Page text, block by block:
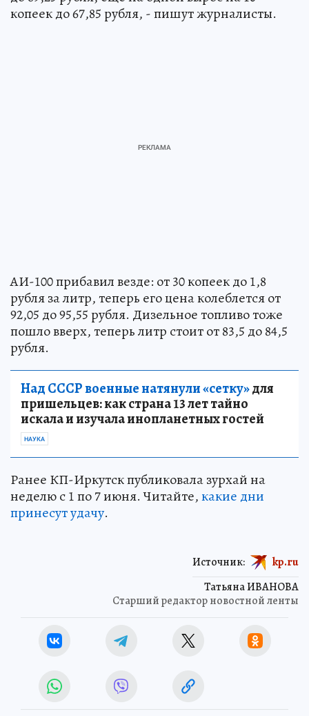
копеек до 67,85 рубля, - пишут журналисты.
АИ-100 прибавил везде: от 30 копеек до 1,8
рубля за литр, теперь его цена колеблется от
92,05 до 95,55 рубля. Дизельное топливо тоже
пошло вверх, теперь литр стоит от 83,5 до 84,5
рубля.
Над СССР военные натянули «сетку»для
пришельцев: как страна 13 лет тайно
искала и изучала инопланетных гостей
НАУКА
Ранее КП-Иркутск публиковала зурхай на
неделю с 1 по 7 июня. Читайте,какие дни
принесут удачу.
Татьяна ИВАНОВА
Старший редактор новостной ленты
Источник: kp.ru